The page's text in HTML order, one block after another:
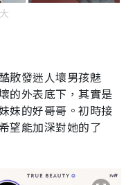
散發迷人壞男孩魅
的外表底下，其實是
妹的好哥哥。初時接
望能加深對她的了